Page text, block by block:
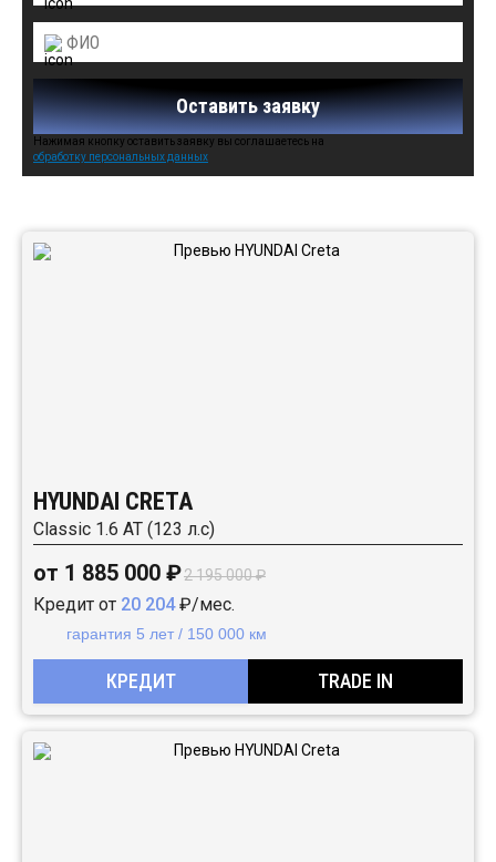
Оставить заявку
Нажимая кнопку оставить заявку вы соглашаетесь на
обработку персональных данных
HYUNDAI CRETA
Classic 1.6 АТ (123 л.с)
от 1 885 000 ₽2 195 000 ₽
Кредит от 20 204₽/мес.
гарантия 5 лет / 150 000 км
КРЕДИТ TRADE IN